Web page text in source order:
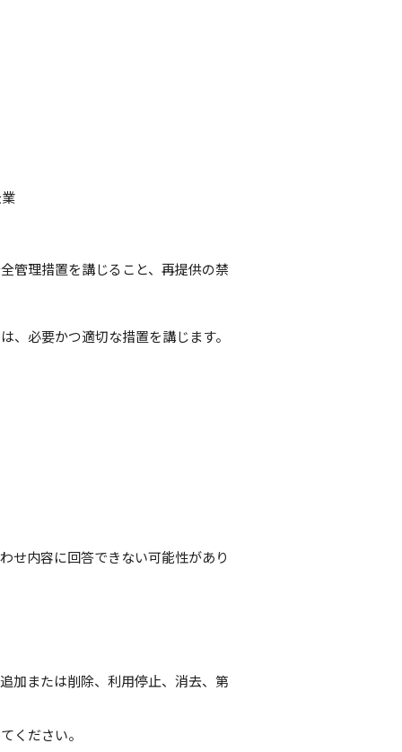
管理措置を講じること、再提供の禁
必要かつ適切な措置を講じます。
せ内容に回答できない可能性があり
加または削除、利用停止、消去、第
ください。